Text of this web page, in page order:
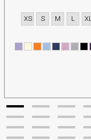
XL
L
M
S
XS